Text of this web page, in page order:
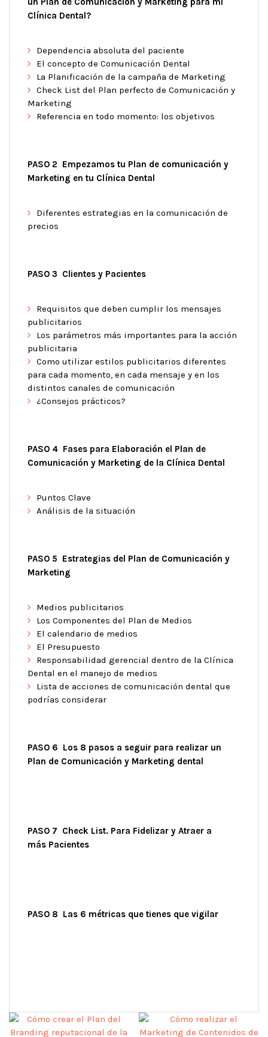
Clínica Dental?
Dependencia absoluta del paciente
El concepto de Comunicación Dental
La Planificación de la campaña de Marketing
Check List del Plan perfecto de Comunicación y
Marketing
Referencia en todo momento: los objetivos
PASO 2 Empezamos tu Plan de comunicación y
Marketing en tu Clínica Dental
Diferentes estrategias en la comunicación de
precios
PASO 3 Clientes y Pacientes
Requisitos que deben cumplir los mensajes
publicitarios
Los parámetros más importantes para la acción
publicitaria
Como utilizar estilos publicitarios diferentes
para cada momento, en cada mensaje y en los
distintos canales de comunicación
¿Consejos prácticos?
PASO 4 Fases para Elaboración el Plan de
Comunicación y Marketing de la Clínica Dental
Puntos Clave
Análisis de la situación
PASO 5 Estrategias del Plan de Comunicación y
Marketing
Medios publicitarios
Los Componentes del Plan de Medios
El calendario de medios
El Presupuesto
Responsabilidad gerencial dentro de la Clínica
Dental en el manejo de medios
Lista de acciones de comunicación dental que
podrías considerar
PASO 6 Los 8 pasos a seguir para realizar un
Plan de Comunicación y Marketing dental
PASO 7 Check List. Para Fidelizar y Atraer a
más Pacientes
PASO 8 Las 6 métricas que tienes que vigilar